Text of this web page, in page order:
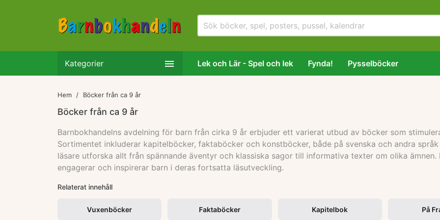
Kategorier  Lek och Lär - Spel och lek Fynda! Pysselböcker
Hem Böcker från ca 9 år
Böcker från ca 9 år
Barnbokhandelns avdelning för barn från cirka 9 år erbjuder ett varierat utbud av böcker som
Sortimentet inkluderar kapitelböcker, faktaböcker och konstböcker, både på svenska och andra
läsare utforska allt från spännande äventyr och klassiska sagor till informativa texter om olika
engagerar och inspirerar barn i deras fortsatta läsutveckling.
Relaterat innehåll
Vuxenböcker Faktaböcker Kapitelbok På